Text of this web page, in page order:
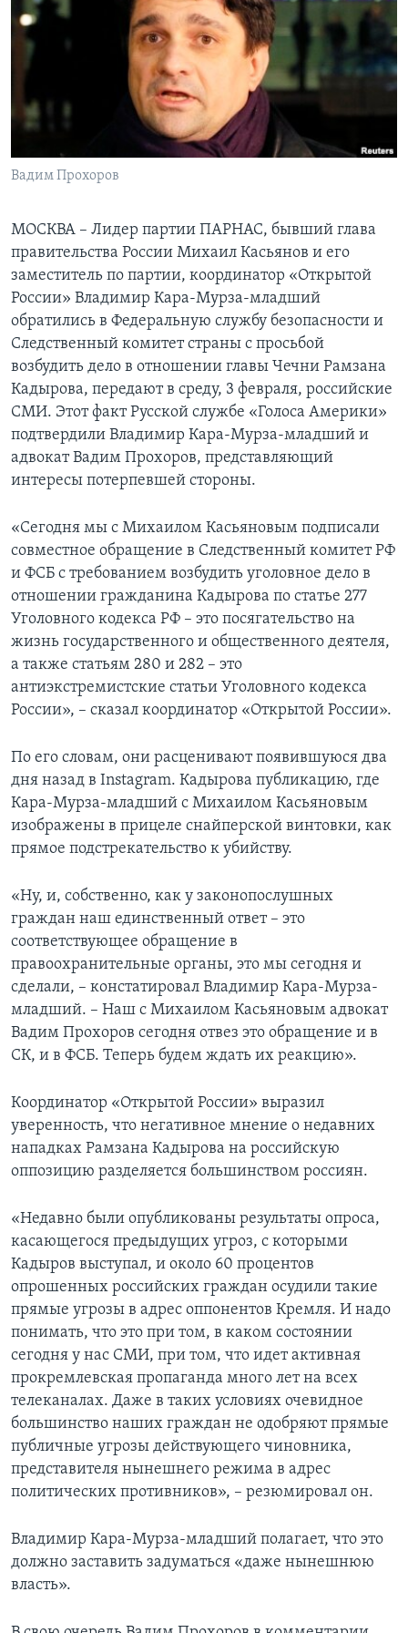
Learning English
Языки
Вадим Прохоров
МОСКВА – Лидер партии ПАРНАС, бывший глава
правительства России Михаил Касьянов и его
заместитель по партии, координатор «Открытой
России» Владимир Кара-Мурза-младший
обратились в Федеральную службу безопасности и
Следственный комитет страны с просьбой
возбудить дело в отношении главы Чечни Рамзана
Кадырова, передают в среду, 3 февраля, российские
СМИ. Этот факт Русской службе «Голоса Америки»
подтвердили Владимир Кара-Мурза-младший и
адвокат Вадим Прохоров, представляющий
интересы потерпевшей стороны.
«Сегодня мы с Михаилом Касьяновым подписали
совместное обращение в Следственный комитет РФ
и ФСБ с требованием возбудить уголовное дело в
отношении гражданина Кадырова по статье 277
Уголовного кодекса РФ – это посягательство на
жизнь государственного и общественного деятеля,
а также статьям 280 и 282 – это
антиэкстремистские статьи Уголовного кодекса
России», – сказал координатор «Открытой России».
По его словам, они расценивают появившуюся два
дня назад в Instagram. Кадырова публикацию, где
Кара-Мурза-младший с Михаилом Касьяновым
изображены в прицеле снайперской винтовки, как
прямое подстрекательство к убийству.
«Ну, и, собственно, как у законопослушных
граждан наш единственный ответ – это
соответствующее обращение в
правоохранительные органы, это мы сегодня и
сделали, – констатировал Владимир Кара-Мурза-
младший. – Наш с Михаилом Касьяновым адвокат
Вадим Прохоров сегодня отвез это обращение и в
СК, и в ФСБ. Теперь будем ждать их реакцию».
Координатор «Открытой России» выразил
уверенность, что негативное мнение о недавних
нападках Рамзана Кадырова на российскую
оппозицию разделяется большинством россиян.
«Недавно были опубликованы результаты опроса,
касающегося предыдущих угроз, с которыми
Кадыров выступал, и около 60 процентов
опрошенных российских граждан осудили такие
прямые угрозы в адрес оппонентов Кремля. И надо
понимать, что это при том, в каком состоянии
сегодня у нас СМИ, при том, что идет активная
прокремлевская пропаганда много лет на всех
телеканалах. Даже в таких условиях очевидное
большинство наших граждан не одобряют прямые
публичные угрозы действующего чиновника,
представителя нынешнего режима в адрес
политических противников», – резюмировал он.
Владимир Кара-Мурза-младший полагает, что это
должно заставить задуматься «даже нынешнюю
власть».